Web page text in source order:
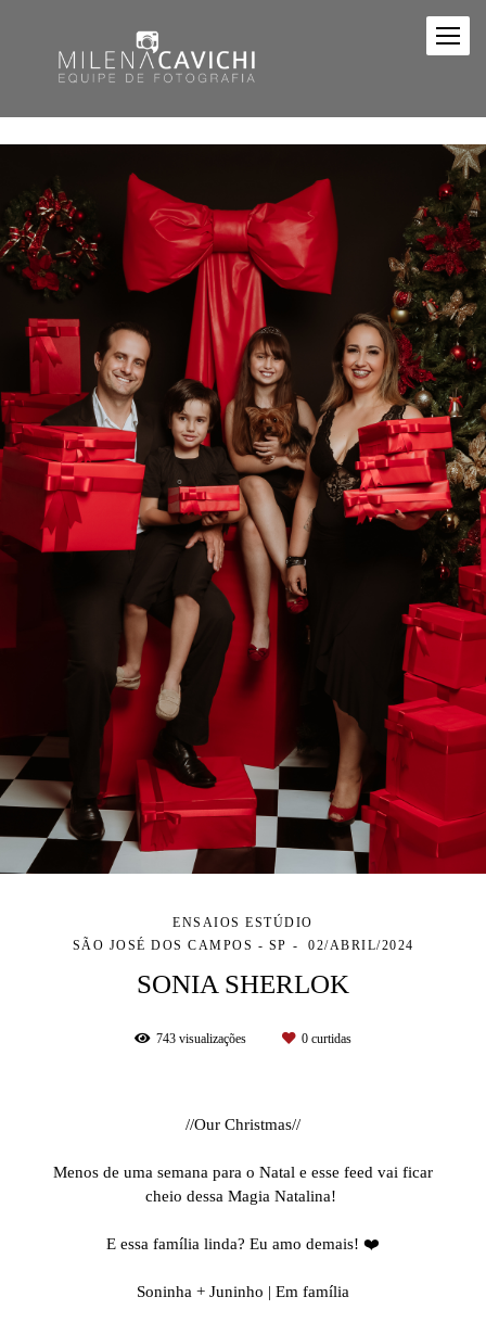
ENSAIOS ESTÚDIO
SÃO JOSÉ DOS CAMPOS - SP
02/ABRIL/2024
SONIA SHERLOK
743 visualizações 0 curtidas
//Our Christmas//
Menos de uma semana para o Natal e esse feed vai ficar
cheio dessa Magia Natalina!
E essa família linda? Eu amo demais! ❤️
Soninha + Juninho | Em família